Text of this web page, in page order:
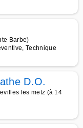
Barbe)
Technique
D.O.
les metz (à 14